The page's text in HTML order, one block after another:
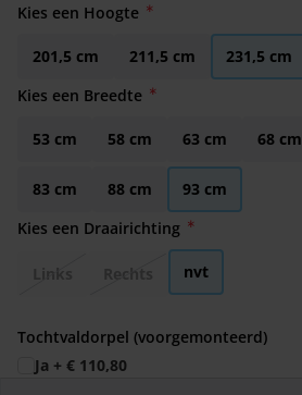
Kies een Hoogte
201,5 cm 211,5 cm
231,5 cm
Kies een Breedte
53 cm 58 cm 63 cm 68 cm
83 cm 88 cm
93 cm
Kies een Draairichting
nvt
Tochtvaldorpel (voorgemonteerd)
Ja + € 110,80